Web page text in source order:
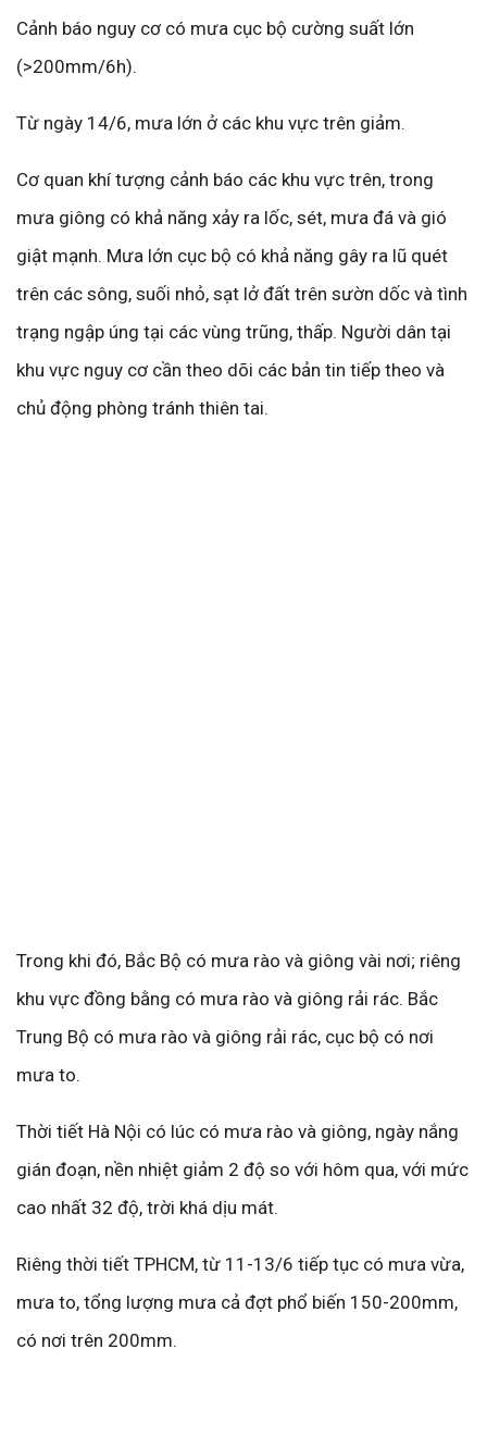
Cảnh báo nguy cơ có mưa cục bộ cường suất lớn
(>200mm/6h).
Từ ngày 14/6, mưa lớn ở các khu vực trên giảm.
Cơ quan khí tượng cảnh báo các khu vực trên, trong
mưa giông có khả năng xảy ra lốc, sét, mưa đá và gió
giật mạnh. Mưa lớn cục bộ có khả năng gây ra lũ quét
trên các sông, suối nhỏ, sạt lở đất trên sườn dốc và tình
trạng ngập úng tại các vùng trũng, thấp. Người dân tại
khu vực nguy cơ cần theo dõi các bản tin tiếp theo và
chủ động phòng tránh thiên tai.
Trong khi đó, Bắc Bộ có mưa rào và giông vài nơi; riêng
khu vực đồng bằng có mưa rào và giông rải rác. Bắc
Trung Bộ có mưa rào và giông rải rác, cục bộ có nơi
mưa to.
Thời tiết Hà Nội có lúc có mưa rào và giông, ngày nắng
gián đoạn, nền nhiệt giảm 2 độ so với hôm qua, với mức
cao nhất 32 độ, trời khá dịu mát.
Riêng thời tiết TPHCM, từ 11-13/6 tiếp tục có mưa vừa,
mưa to, tổng lượng mưa cả đợt phổ biến 150-200mm,
có nơi trên 200mm.